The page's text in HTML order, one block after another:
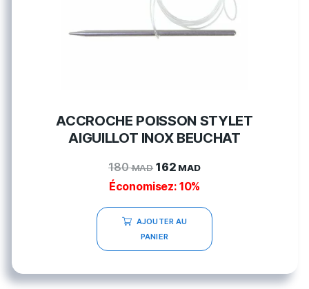
ACCROCHE POISSON STYLET
AIGUILLOT INOX BEUCHAT
180MAD 162 MAD
Économisez: 10%
AJOUTER AU
PANIER